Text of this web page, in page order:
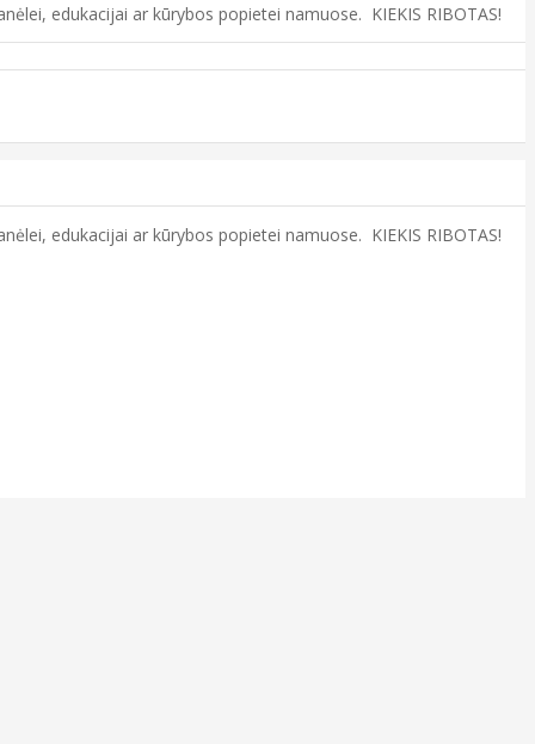
edukacijai ar kūrybos popietei namuose. KIEKIS RIBOTAS!
edukacijai ar kūrybos popietei namuose. KIEKIS RIBOTAS!